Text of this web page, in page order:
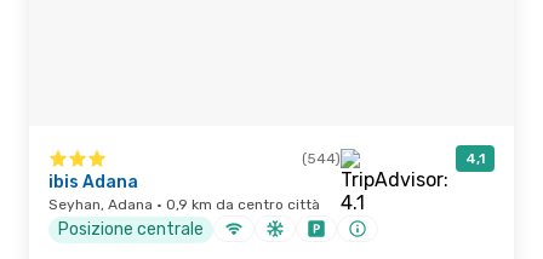
(544) 4,1
ibis Adana
Seyhan, Adana · 0,9 km da centro città
Posizione centrale